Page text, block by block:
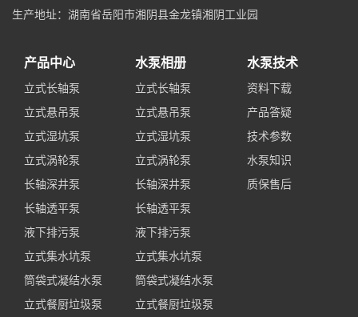
生产地址：湖南省岳阳市湘阴县金龙镇湘阴工业园
产品中心
立式长轴泵
立式悬吊泵
立式湿坑泵
立式涡轮泵
长轴深井泵
长轴透平泵
液下排污泵
立式集水坑泵
筒袋式凝结水泵
立式餐厨垃圾泵
水泵相册
立式长轴泵
立式悬吊泵
立式湿坑泵
立式涡轮泵
长轴深井泵
长轴透平泵
液下排污泵
立式集水坑泵
筒袋式凝结水泵
立式餐厨垃圾泵
水泵技术
资料下载
产品答疑
技术参数
水泵知识
质保售后